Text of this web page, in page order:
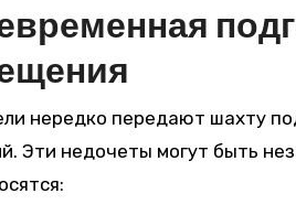
нередко передают шахту
Эти недочеты могут быть